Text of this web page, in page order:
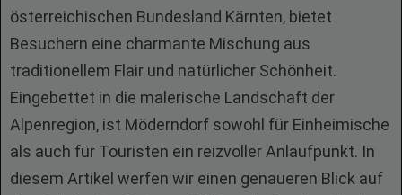
österreichischen Bundesland Kärnten, bietet
Besuchern eine charmante Mischung aus
traditionellem Flair und natürlicher Schönheit.
Eingebettet in die malerische Landschaft der
Alpenregion, ist Möderndorf sowohl für Einheimische
als auch für Touristen ein reizvoller Anlaufpunkt. In
diesem Artikel werfen wir einen genaueren Blick auf